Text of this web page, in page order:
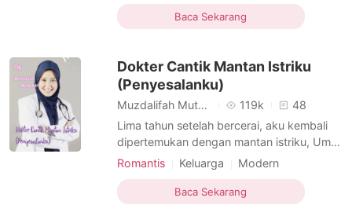
Unduh Aplikasi
Siklus
Cerita Pilihan
ketiga di rumah tangga pasangan yang
sudah kuanggap kakakku sendiri. Meski
nasib, diabaikan sua
Hubungan yang gagal
Saingan cinta
Mantan istri
Pasangan
Malang
Baca Sekarang
Dokter Cantik Mantan Istriku
(Penyesalanku)
Muzdalifah Muthohar 119k
48
Lima tahun setelah bercerai, aku kembali
dipertemukan dengan mantan istriku, Uma.
Dia sudah bermertamorfosa menjadi wanita
sekaligus direktur rumah sakit swasta di
kotaku. Penyesalan menghantui hidupku,
Romantis Keluarga
Modern
Hubungan yang gagal
Perceraian
Mantan istri
Dokter
Arogan
Baca Sekarang